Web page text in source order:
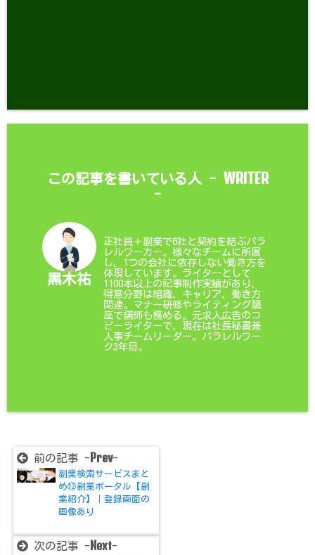
この記事を書いている人 - WRITER
-
黒木祐
正社員＋副業で6社と契約を結ぶパラ
レルワーカー。様々なチームに所属
し、1つの会社に依存しない働き方を
体現しています。ライターとして
1100本以上の記事制作実績があり、
得意分野は組織、キャリア、働き方
関連。マナー研修やライティング講
座で講師も務める。元求人広告のコ
ピーライターで、現在は社長秘書兼
人事チームリーダー。パラレルワー
ク3年目。
前の記事 -Prev-
副業検索サービスまと
め⑫副業ポータル【副
業紹介】｜登録画面の
画像あり
次の記事 -Next-